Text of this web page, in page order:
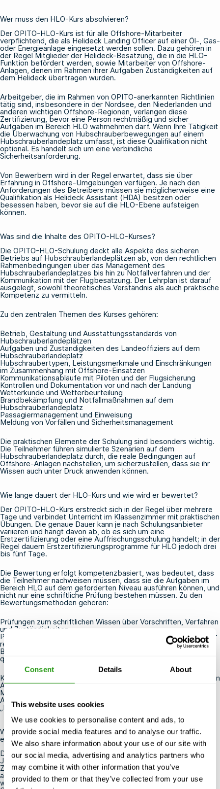
Consent Details About
This website uses cookies
We use cookies to personalise content and ads, to
provide social media features and to analyse our traffic.
We also share information about your use of our site with
our social media, advertising and analytics partners who
may combine it with other information that you’ve
provided to them or that they’ve collected from your use
Wer muss den HLO-Kurs absolvieren?
Der OPITO-HLO-Kurs ist für alle Offshore-Mitarbeiter
verpflichtend, die als Helideck Landing Officer auf einer Öl-, Gas-
oder Energieanlage eingesetzt werden sollen. Dazu gehören in
der Regel Mitglieder der Helideck-Besatzung, die in die HLO-
Funktion befördert werden, sowie Mitarbeiter von Offshore-
Anlagen, denen im Rahmen ihrer Aufgaben Zuständigkeiten auf
dem Helideck übertragen wurden.
Arbeitgeber, die im Rahmen von OPITO-anerkannten Richtlinien
tätig sind, insbesondere in der Nordsee, den Niederlanden und
anderen wichtigen Offshore-Regionen, verlangen diese
Zertifizierung, bevor eine Person rechtmäßig und sicher
Aufgaben im Bereich HLO wahrnehmen darf. Wenn Ihre Tätigkeit
die Überwachung von Hubschrauberbewegungen auf einem
Hubschrauberlandeplatz umfasst, ist diese Qualifikation nicht
optional. Es handelt sich um eine verbindliche
Sicherheitsanforderung.
Von Bewerbern wird in der Regel erwartet, dass sie über
Erfahrung in Offshore-Umgebungen verfügen. Je nach den
Anforderungen des Betreibers müssen sie möglicherweise eine
Qualifikation als Helideck Assistant (HDA) besitzen oder
besessen haben, bevor sie auf die HLO-Ebene aufsteigen
können.
Was sind die Inhalte des OPITO-HLO-Kurses?
Die OPITO-HLO-Schulung deckt alle Aspekte des sicheren
Betriebs auf Hubschrauberlandeplätzen ab, von den rechtlichen
Rahmenbedingungen über das Management des
Hubschrauberlandeplatzes bis hin zu Notfallverfahren und der
Kommunikation mit der Flugbesatzung. Der Lehrplan ist darauf
ausgelegt, sowohl theoretisches Verständnis als auch praktische
Kompetenz zu vermitteln.
Zu den zentralen Themen des Kurses gehören:
Betrieb, Gestaltung und Ausstattungsstandards von
Hubschrauberlandeplätzen
Aufgaben und Zuständigkeiten des Landeoffiziers auf dem
Hubschrauberlandeplatz
Hubschraubertypen, Leistungsmerkmale und Einschränkungen
im Zusammenhang mit Offshore-Einsätzen
Kommunikationsabläufe mit Piloten und der Flugsicherung
Kontrollen und Dokumentation vor und nach der Landung
Wetterkunde und Wetterbeurteilung
Brandbekämpfung und Notfallmaßnahmen auf dem
Hubschrauberlandeplatz
Passagiermanagement und Einweisung
Meldung von Vorfällen und Sicherheitsmanagement
Die praktischen Elemente der Schulung sind besonders wichtig.
Die Teilnehmer führen simulierte Szenarien auf dem
Hubschrauberlandeplatz durch, die reale Bedingungen auf
Offshore-Anlagen nachstellen, um sicherzustellen, dass sie ihr
Wissen auch unter Druck anwenden können.
Wie lange dauert der HLO-Kurs und wie wird er bewertet?
Der OPITO-HLO-Kurs erstreckt sich in der Regel über mehrere
Tage und verbindet Unterricht im Klassenzimmer mit praktischen
Übungen. Die genaue Dauer kann je nach Schulungsanbieter
variieren und hängt davon ab, ob es sich um eine
Erstzertifizierung oder eine Auffrischungsschulung handelt; in der
Regel dauern Erstzertifizierungsprogramme für HLO jedoch drei
bis fünf Tage.
Die Bewertung erfolgt kompetenzbasiert, was bedeutet, dass
die Teilnehmer nachweisen müssen, dass sie die Aufgaben im
Bereich HLO auf dem geforderten Niveau ausführen können, und
nicht nur eine schriftliche Prüfung bestehen müssen. Zu den
Bewertungsmethoden gehören:
Prüfungen zum schriftlichen Wissen über Vorschriften, Verfahren
und Zuständigkeiten
Praktische, szenariobasierte Prüfungen in einer simulierten oder
realen Hubschrauberlandeplatzumgebung
Beobachtung der Leistung während der Übungen durch
qualifizierte OPITO-Prüfer
Kandidaten, die in einem der Prüfungsbereiche die erforderlichen
Anforderungen nicht erfüllen, erhalten unter Umständen die
Möglichkeit, die Prüfung zu wiederholen. Bei erfolgreichem
Abschluss wird ein von OPITO anerkanntes Zertifikat als
„Helideck Landing Officer“ ausgestellt.
Wie lange ist das HLO-Zertifikat gültig und wie verlängert man
es?
Das OPITO-HLO-Zertifikat ist ab dem Ausstellungsdatum vier
Jahre lang gültig. Vor Ablauf der Gültigkeitsdauer müssen die
Zertifikatsinhaber einenOPITO-HLO-Auffrischungskurs
absolvieren, um ihre Zertifizierung aufrechtzuerhalten und
weiterhin die Aufgaben eines Helideck-Landing-Officers auf